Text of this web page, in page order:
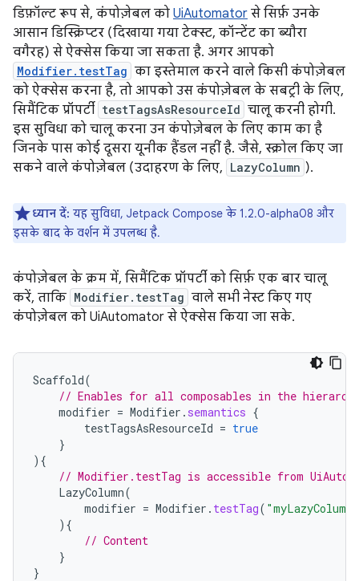
डिफ़ॉल्ट रूप से, कंपोज़ेबल को UiAutomator से सिर्फ़ उनके
आसान डिस्क्रिप्टर (दिखाया गया टेक्स्ट, कॉन्टेंट का ब्यौरा
वगैरह) से ऐक्सेस किया जा सकता है. अगर आपको
Modifier.testTag का इस्तेमाल करने वाले किसी कंपोज़ेबल
को ऐक्सेस करना है, तो आपको उस कंपोज़ेबल के सबट्री के लिए,
सिमैंटिक प्रॉपर्टी testTagsAsResourceId चालू करनी होगी.
इस सुविधा को चालू करना उन कंपोज़ेबल के लिए काम का है
जिनके पास कोई दूसरा यूनीक हैंडल नहीं है. जैसे, स्क्रोल किए जा
सकने वाले कंपोज़ेबल (उदाहरण के लिए, LazyColumn ).
ध्यान दें: यह सुविधा, Jetpack Compose के 1.2.0-alpha08 और
इसके बाद के वर्शन में उपलब्ध है.
कंपोज़ेबल के क्रम में, सिमैंटिक प्रॉपर्टी को सिर्फ़ एक बार चालू
करें, ताकि Modifier.testTag वाले सभी नेस्ट किए गए
कंपोज़ेबल को UiAutomator से ऐक्सेस किया जा सके.
Scaffold(
// Enables for all composables in the
modifier = Modifier . semantics {
testTagsAsResourceId = true
}
){
// Modifier.testTag is accessible from
LazyColumn(
modifier = Modifier . testTag( "myLazyColumn"
){
// Content
}
}